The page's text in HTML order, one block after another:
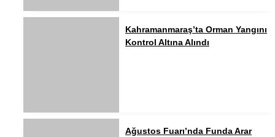
Kahramanmaraş’ta Orman Yangını
Kontrol Altına Alındı
Ağustos Fuarı’nda Funda Arar